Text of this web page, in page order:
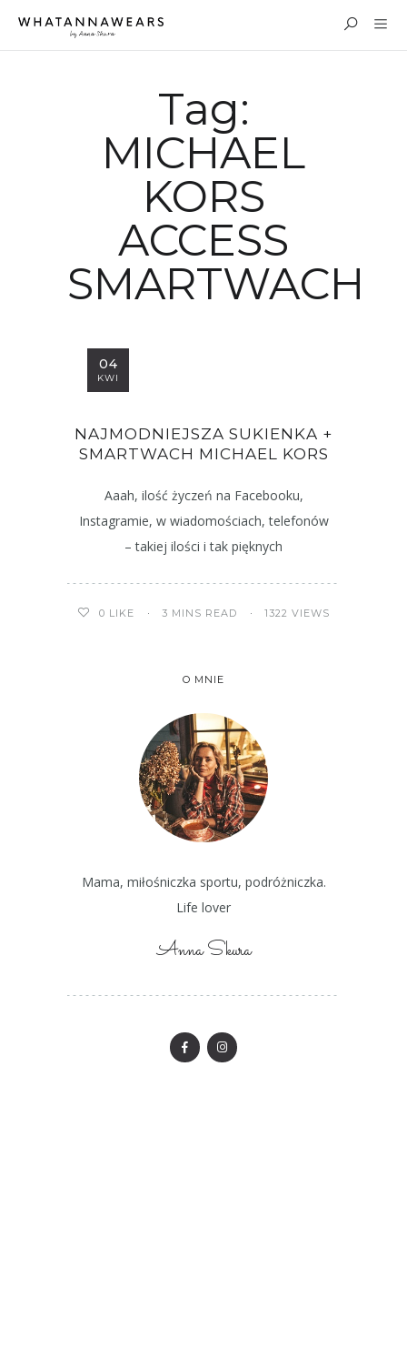
Tag:
MICHAEL
KORS
ACCESS
SMARTWACH
04
KWI
NAJMODNIEJSZA SUKIENKA +
SMARTWACH MICHAEL KORS
Aaah, ilość życzeń na Facebooku,
Instagramie, w wiadomościach, telefonów
– takiej ilości i tak pięknych
0 LIKE 3 MINS READ 1322 VIEWS
O MNIE
Mama, miłośniczka sportu, podróżniczka.
Life lover
Anna Skura